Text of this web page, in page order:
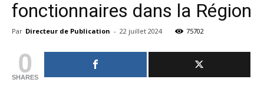
fonctionnaires dans la Région
Par Directeur de Publication - 22 juillet 2024 75702
0
SHARES